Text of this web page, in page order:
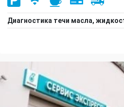
Диагностика течи масла,